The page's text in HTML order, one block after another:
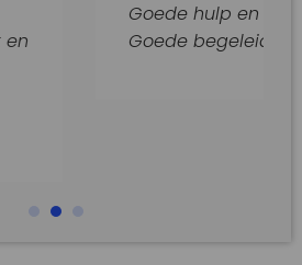
Goede hulp en adviezen.
Goede begeleiding van dit